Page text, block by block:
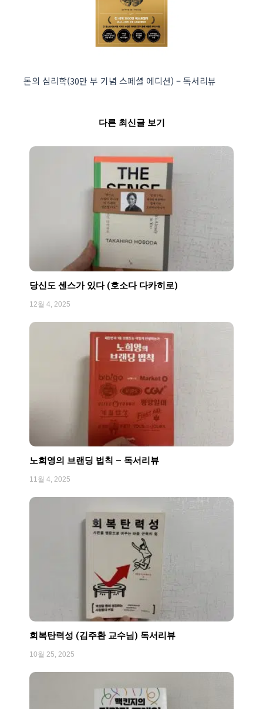
돈의 심리학(30만 부 기념 스페셜 에디션) – 독서리뷰
다른 최신글 보기
당신도 센스가 있다 (호소다 다카히로)
12월 4, 2025
노희영의 브랜딩 법칙 – 독서리뷰
11월 4, 2025
회복탄력성 (김주환 교수님) 독서리뷰
10월 25, 2025